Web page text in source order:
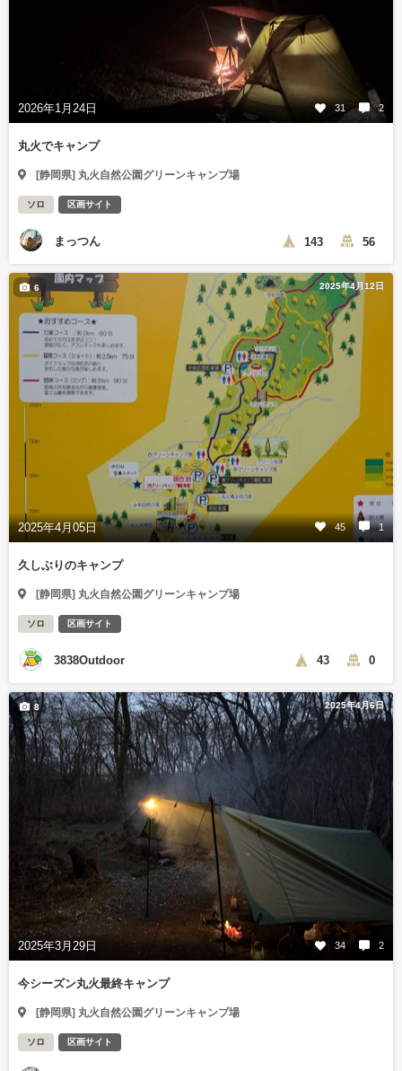
2026年1月24日 31 2
丸火でキャンプ
[静岡県] 丸火自然公園グリーンキャンプ場
ソロ 区画サイト
まっつん 143 56
2025年4月12日
2025年4月05日 45 1
6
久しぶりのキャンプ
[静岡県] 丸火自然公園グリーンキャンプ場
ソロ 区画サイト
3838Outdoor 43 0
2025年4月6日
2025年3月29日 34 2
8
今シーズン丸火最終キャンプ
[静岡県] 丸火自然公園グリーンキャンプ場
ソロ 区画サイト